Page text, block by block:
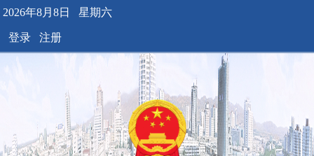
2026年8月8日 星期六
登录 注册